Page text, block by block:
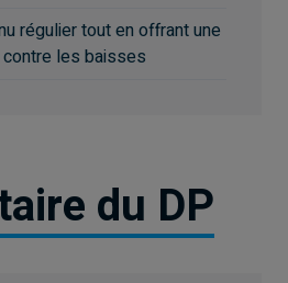
régulier tout en offrant une
les baisses
du DP